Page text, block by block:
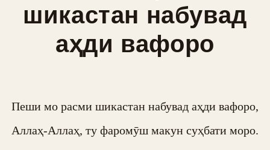
шикастан набувад
аҳди вафоро
Пеши мо расми шикастан набувад аҳди вафоро,
Аллаҳ-Аллаҳ, ту фаромӯш макун суҳбати моро.